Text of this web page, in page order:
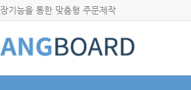
기능을 통한 맞춤형 주문제작